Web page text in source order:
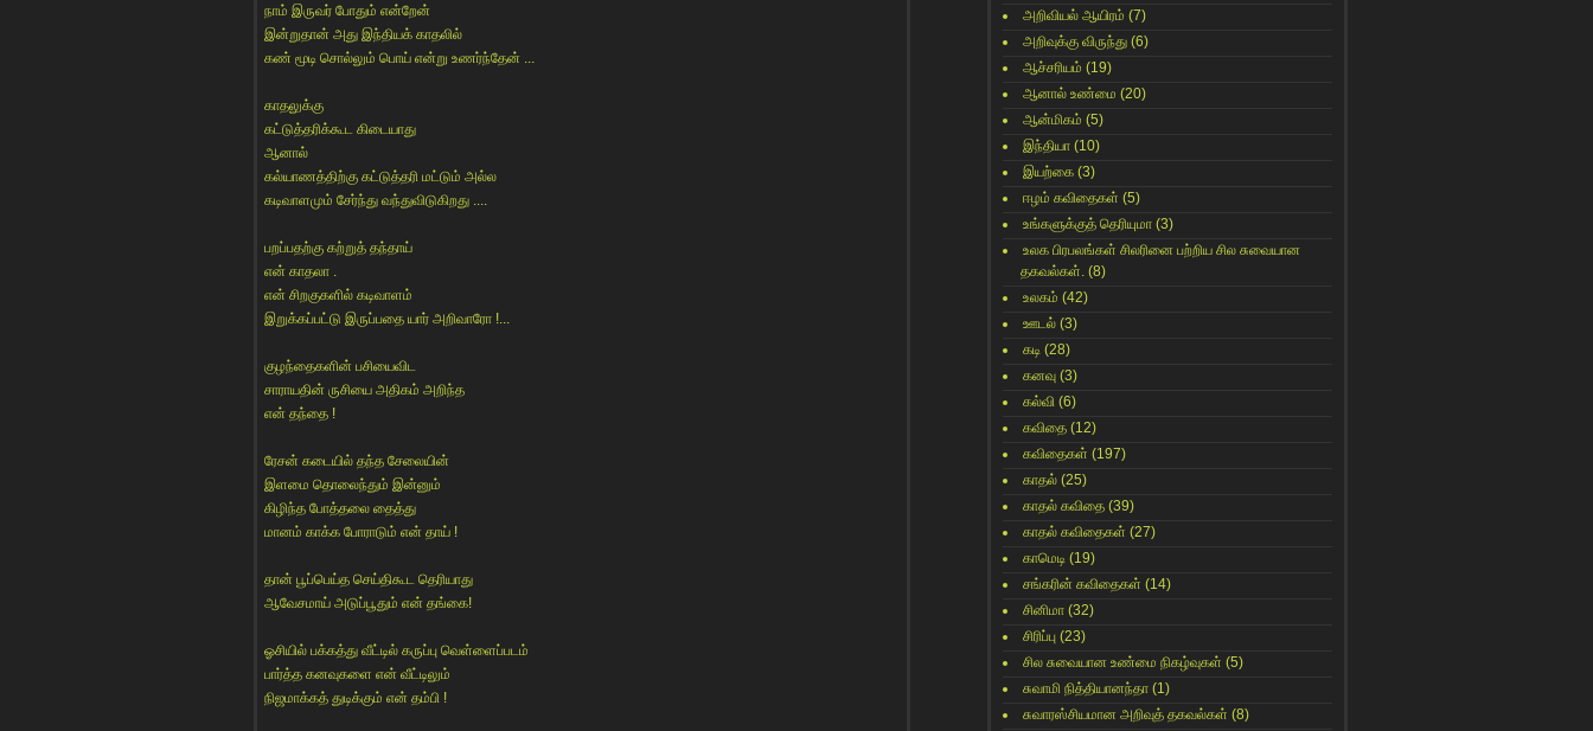
நாம் இருவர் போதும் என்றேன்
இன்றுதான் அது இந்தியக் காதலில்
கண் மூடி சொல்லும் பொய் என்று உணர்ந்தேன் ...
காதலுக்கு
கட்டுத்தரிக்கூட கிடையாது
ஆனால்
கல்யாணத்திற்கு கட்டுத்தரி மட்டும் அல்ல
கடிவாளமும் சேர்ந்து வந்துவிடுகிறது ....
பறப்பதற்கு கற்றுத் தந்தாய்
என் காதலா .
என் சிறகுகளில் கடிவாளம்
இறுக்கப்பட்டு இருப்பதை யார் அறிவாரோ !...
குழந்தைகளின் பசியைவிட
சாராயதின் ருசியை அதிகம் அறிந்த
என் தந்தை !
ரேசன் கடையில் தந்த சேலையின்
இளமை தொலைந்தும் இன்னும்
கிழிந்த போத்தலை தைத்து
மானம் காக்க போராடும் என் தாய் !
தான் பூப்பெய்த செய்திகூட தெரியாது
ஆவேசமாய் அடுப்பூதும் என் தங்கை!
ஓசியில் பக்கத்து வீட்டில் கருப்பு வெள்ளைப்படம்
பார்த்த கனவுகளை என் வீட்டிலும்
நிஜமாக்கத் துடிக்கும் என் தம்பி !
அறிவியல் ஆயிரம் (7)
அறிவுக்கு விருந்து (6)
ஆச்சரியம் (19)
ஆனால் உண்மை (20)
ஆன்மிகம் (5)
இந்தியா (10)
இயற்கை (3)
ஈழம் கவிதைகள் (5)
உங்களுக்குத் தெரியுமா (3)
உலக பிரபலங்கள் சிலரினை பற்றிய சில சுவையான
தகவல்கள். (8)
உலகம் (42)
ஊடல் (3)
கடி (28)
கனவு (3)
கல்வி (6)
கவிதை (12)
கவிதைகள் (197)
காதல் (25)
காதல் கவிதை (39)
காதல் கவிதைகள் (27)
காமெடி (19)
சங்கரின் கவிதைகள் (14)
சினிமா (32)
சிரிப்பு (23)
சில சுவையான உண்மை நிகழ்வுகள் (5)
சுவாமி நித்தியானந்தா (1)
சுவாரஸ்சியமான அறிவுத் தகவல்கள் (8)